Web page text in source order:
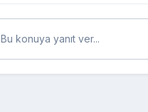
Bu konuya yanıt ver...